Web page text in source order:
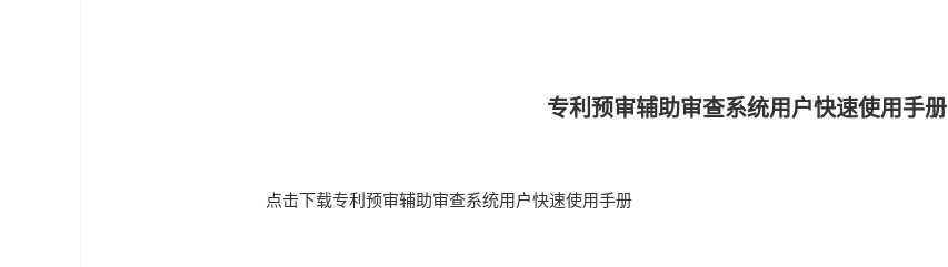
专利预审辅助审查系统用户快速使用手册
点击下载专利预审辅助审查系统用户快速使用手册